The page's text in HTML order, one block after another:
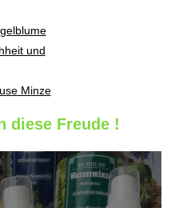
und
Minze
diese Freude !